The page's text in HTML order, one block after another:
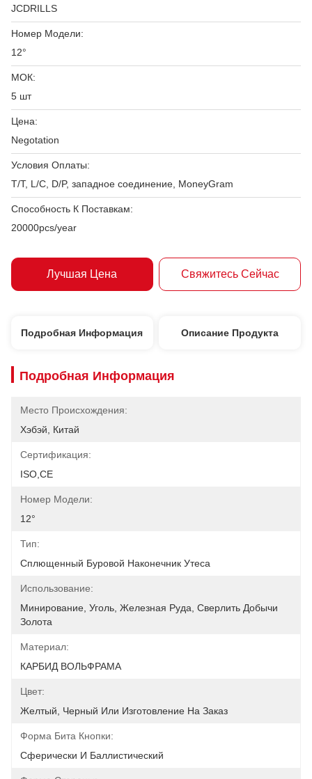
JCDRILLS
Номер Модели:
12°
МОК:
5 шт
Цена:
Negotation
Условия Оплаты:
T/T, L/C, D/P, западное соединение, MoneyGram
Способность К Поставкам:
20000pcs/year
Лучшая Цена Свяжитесь Сейчас
Подробная Информация Описание Продукта
Подробная Информация
Место Происхождения:
Хэбэй, Китай
Сертификация:
ISO,CE
Номер Модели:
12°
Тип:
Сплющенный Буровой Наконечник Утеса
Использование:
Минирование, Уголь, Железная Руда, Сверлить Добычи
Золота
Материал:
КАРБИД ВОЛЬФРАМА
Цвет:
Желтый, Черный Или Изготовление На Заказ
Форма Бита Кнопки:
Сферически И Баллистический